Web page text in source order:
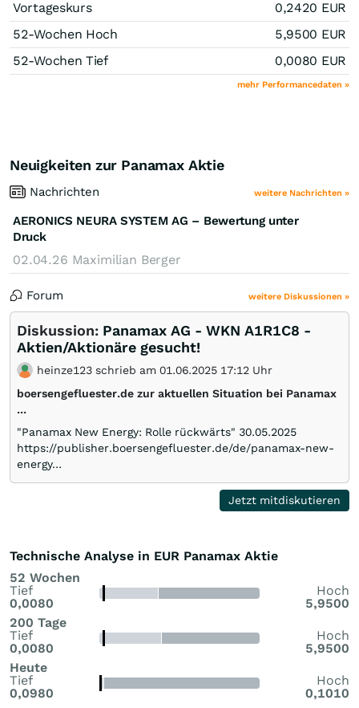
Vortageskurs 0,2420 EUR
52-Wochen Hoch
5,9500 EUR
52-Wochen Tief
0,0080 EUR
mehr Performancedaten »
Neuigkeiten zur Panamax Aktie
Nachrichten weitere Nachrichten »
AERONICS NEURA SYSTEM AG – Bewertung unter
Druck
02.04.26 Maximilian Berger
Forum weitere Diskussionen »
Diskussion: Panamax AG - WKN A1R1C8 -
Aktien/Aktionäre gesucht!
heinze123 schrieb am 01.06.2025 17:12 Uhr
boersengefluester.de zur aktuellen Situation bei Panamax
...
"Panamax New Energy: Rolle rückwärts" 30.05.2025
https://publisher.boersengefluester.de/de/panamax-new-
energy…
Jetzt mitdiskutieren
Technische Analyse in EUR Panamax Aktie
52 Wochen
Tief
0,0080
Hoch
5,9500
200 Tage
Tief
0,0080
Hoch
5,9500
Heute
Tief
0,0980
Hoch
0,1010